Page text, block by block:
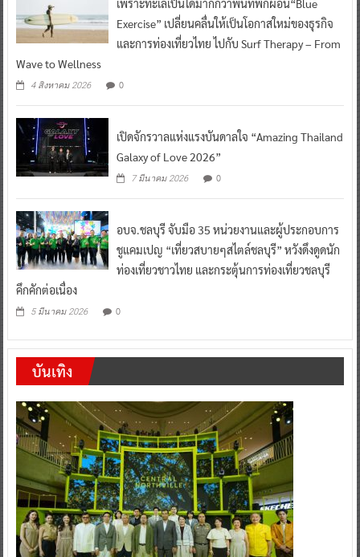
เพราะทะเลเป็นได้มากกว่าพื้นที่พักผ่อน“Blue
Exercise” เปลี่ยนคลื่นให้เป็นโอกาสใหม่ของธุรกิจ
และการท่องเที่ยวไทย ไปกับ Surf Therapy – From
Wave to Wellness
4 สิงหาคม 2026 0
เปิดจักรวาลแห่งแรงบันดาลใจ “Amazing Thailand
Galaxy of Love 2026”
7 มีนาคม 2026 0
อบจ.ชลบุรี จับมือ 35 หน่วยงานและผู้ประกอบการ
ชูแคมเปญ “เที่ยวสบายๆสไตล์ชลบุรี” หวังดึงดูดนัก
ท่องเที่ยวชาวไทย และกระตุ้นการท่องเที่ยวชลบุรี
คึกคักต่อเนื่อง
5 มีนาคม 2026 0
บันเทิง